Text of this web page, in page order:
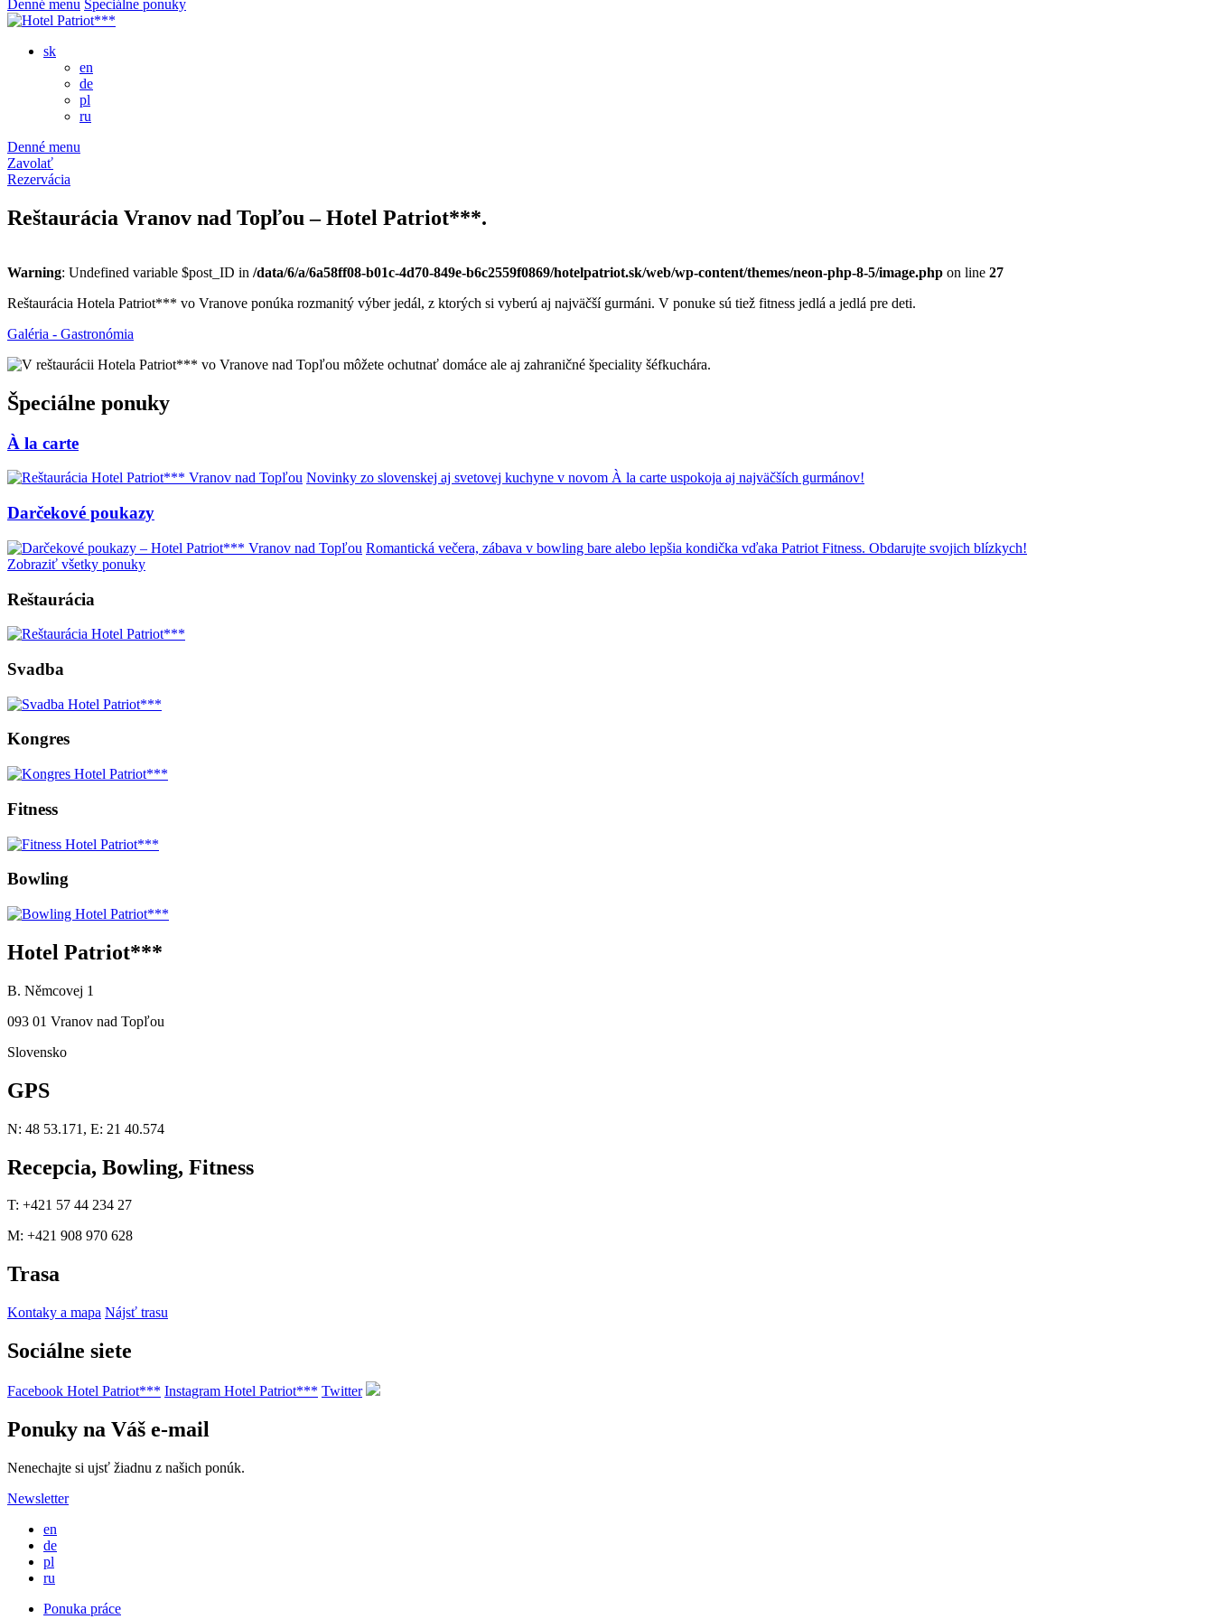
Denné menu Špeciálne ponuky
sk
en
de
pl
ru
Denné menu
Zavolať
Rezervácia
Reštaurácia Vranov nad Topľou – Hotel Patriot***.
Warning: Undefined variable $post_ID in /data/6/a/6a58ff08-b01c-4d70-849e-b6c2559f0869/hotelpatriot.sk/web/wp-content/themes/neon-php-8-5/image.php on line 27
Reštaurácia Hotela Patriot*** vo Vranove ponúka rozmanitý výber jedál, z ktorých si vyberú aj najväčší gurmáni. V ponuke sú tiež fitness jedlá a jedlá pre deti.
Galéria - Gastronómia
Špeciálne ponuky
À la carte
Novinky zo slovenskej aj svetovej kuchyne v novom À la carte uspokoja aj najväčších gurmánov!
Darčekové poukazy
Romantická večera, zábava v bowling bare alebo lepšia kondička vďaka Patriot Fitness. Obdarujte svojich blízkych!
Zobraziť všetky ponuky
Reštaurácia
Svadba
Kongres
Fitness
Bowling
Hotel Patriot***
B. Němcovej 1
093 01 Vranov nad Topľou
Slovensko
GPS
N: 48 53.171, E: 21 40.574
Recepcia, Bowling, Fitness
T: +421 57 44 234 27
M: +421 908 970 628
Trasa
Kontaky a mapa Nájsť trasu
Sociálne siete
Facebook Hotel Patriot*** Instagram Hotel Patriot*** Twitter
Ponuky na Váš e-mail
Nenechajte si ujsť žiadnu z našich ponúk.
Newsletter
en
de
pl
ru
Ponuka práce